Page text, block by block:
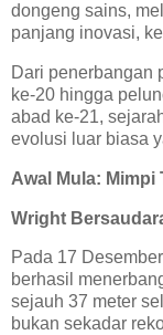
dongeng sains,
panjang inovasi,
Dari penerbangan
ke-20 hingga
abad ke-21,
evolusi luar biasa
Awal Mula: Mimpi
Wright
Pada 17
berhasil
sejauh 37 meter
bukan sekadar